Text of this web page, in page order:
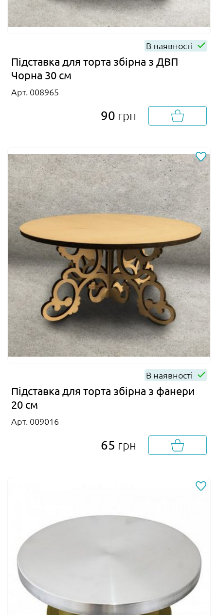
В наявності
Підставка для торта збірна з ДВП
Чорна 30 см
Арт. 008965
90 грн
В наявності
Підставка для торта збірна з фанери
20 см
Арт. 009016
65 грн